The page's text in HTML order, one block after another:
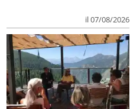
il 07/08/2026